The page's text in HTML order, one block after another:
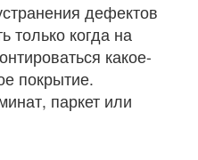
дефектов
только когда на
какое-
покрытие.
паркет или